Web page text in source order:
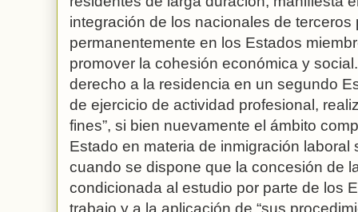
integración de los nacionales de
permanentemente en los Estados
promover la cohesión económica y
derecho a la residencia en un segundo
de ejercicio de actividad profesional,
fines”, si bien nuevamente el ámbito
Estado en materia de inmigración
cuando se dispone que la concesión de
condicionada al estudio por parte de los
trabajo y a la aplicación de “sus